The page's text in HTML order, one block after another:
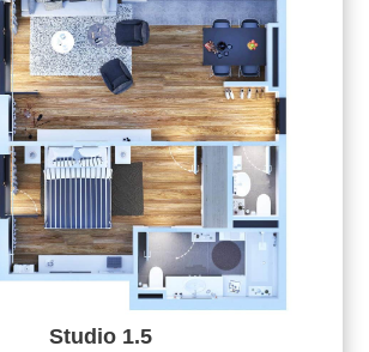
Studio 1.5